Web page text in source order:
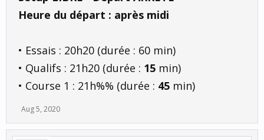
Heure du départ : après midi
• Essais : 20h20 (durée : 60 min)
• Qualifs : 21h20 (durée : 15 min)
• Course 1 : 21h%% (durée : 45 min)
Aug 5, 2020